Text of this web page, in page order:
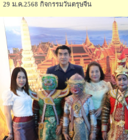
29 ม.ค.2568 กิจกรรมวันตรุษจีน